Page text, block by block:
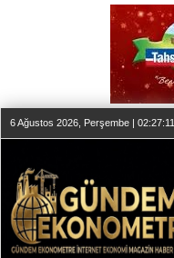
6 Ağustos 2026, Perşembe | 02:27:11